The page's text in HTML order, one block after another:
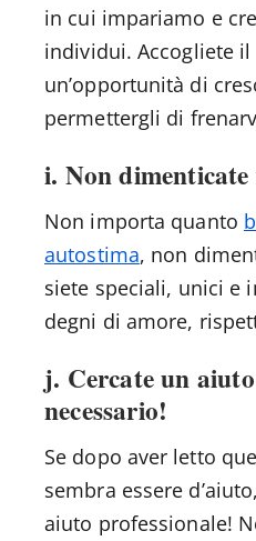
in cui impariamo e
individui. Accogliete
un’opportunità di
permettergli di
i. Non
Non importa quanto
autostima, non
siete speciali, unici e
degni di amore,
j. Cercate un
necessario!
Se dopo aver letto
sembra essere
aiuto professionale!